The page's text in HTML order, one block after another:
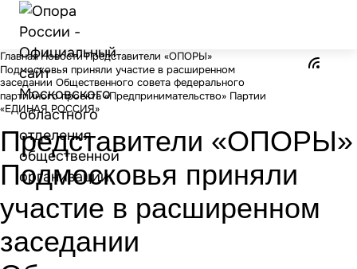
Главная Новости Представители «ОПОРЫ»
Подмосковья приняли участие в расширенном
заседании Общественного совета федерального
партийного проекта «Предпринимательство» Партии
«ЕДИНАЯ РОССИЯ»
Представители «ОПОРЫ»
Подмосковья приняли
участие в расширенном
заседании